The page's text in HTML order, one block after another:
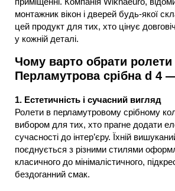
монтажник вікон і дверей будь-якої
цей продукт для тих, хто цінує
у кожній деталі.
Чому варто обрати ролети
Перламутрова срібна d 4
1. Естетичність і сучасний вигляд
Ролети в перламутровому срібному
вибором для тих, хто прагне додати
сучасності до інтер’єру. Їхній
поєднується з різними стилями
класичного до мінімалістичного,
бездоганний смак.